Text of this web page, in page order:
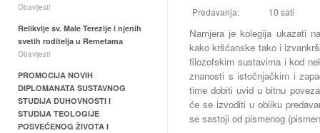
Predavanja:
10 sati
Namjera je kolegija ukazati
kako kršćanske tako i
filozofskim sustavima i kod
znanosti s istočnjačkim i
time dobiti uvid u bitnu
će se izvoditi u obliku
se sastoji od pismenog
Obavijesti
Relikvije sv. Male Terezije i njenih
svetih roditelja u Remetama
Obavijesti
PROMOCIJA NOVIH
DIPLOMANATA SUSTAVNOG
STUDIJA DUHOVNOSTI I
STUDIJA TEOLOGIJE
POSVEĆENOG ŽIVOTA I